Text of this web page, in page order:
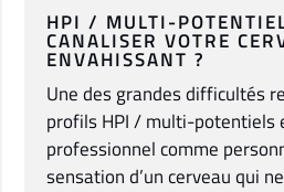
HPI / MULTI-
CANALISER VOTRE
ENVAHISSANT ?
Une des grandes difficultés
profils HPI / multi-potentiels
professionnel comme
sensation d’un cerveau qui